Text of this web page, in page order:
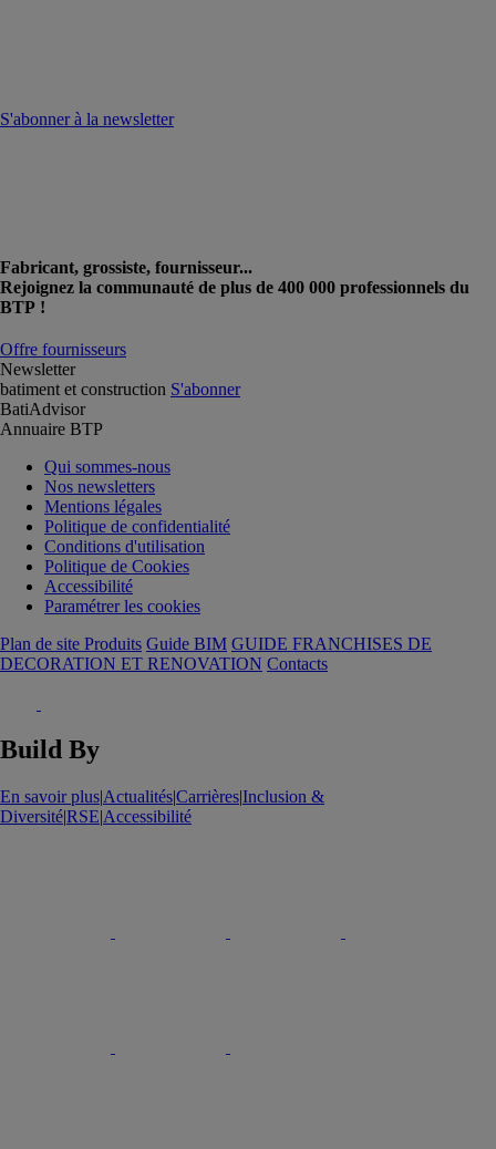
S'abonner à la newsletter
Fabricant, grossiste, fournisseur...
Rejoignez la communauté de plus de 400 000 professionnels du
BTP !
Offre fournisseurs
Newsletter
batiment et construction S'abonner
BatiAdvisor
Annuaire BTP
Qui sommes-nous
Nos newsletters
Mentions légales
Politique de confidentialité
Conditions d'utilisation
Politique de Cookies
Accessibilité
Paramétrer les cookies
Plan de site Produits Guide BIM GUIDE FRANCHISES DE
DECORATION ET RENOVATION Contacts
Build By
En savoir plus|Actualités|Carrières|Inclusion &
Diversité|RSE|Accessibilité